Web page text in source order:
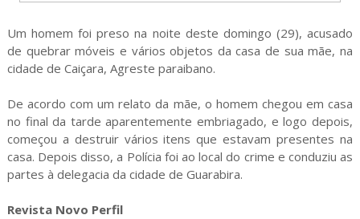
Um homem foi preso na noite deste domingo (29), acusado
de quebrar móveis e vários objetos da casa de sua mãe, na
cidade de Caiçara, Agreste paraibano.
De acordo com um relato da mãe, o homem chegou em casa
no final da tarde aparentemente embriagado, e logo depois,
começou a destruir vários itens que estavam presentes na
casa. Depois disso, a Polícia foi ao local do crime e conduziu as
partes à delegacia da cidade de Guarabira.
Revista Novo Perfil